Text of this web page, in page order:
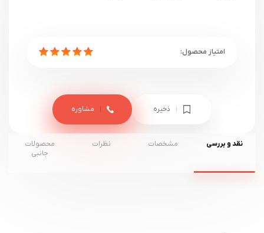
ذخیره مشاوره
نقد و بررسی مشخصات نظرات
محصولات
جانبی